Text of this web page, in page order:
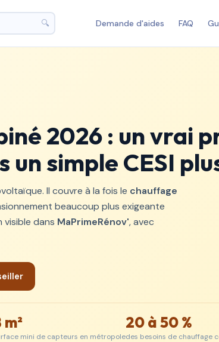
🔍 Demande d'aides FAQ
2026 : un vrai
simple CESI
Il couvre à la fois le chauffage
beaucoup plus exigeante
visible dans MaPrimeRénov', avec
m²
mini de capteurs en métropole
20 à 50 %
des besoins de chauffage